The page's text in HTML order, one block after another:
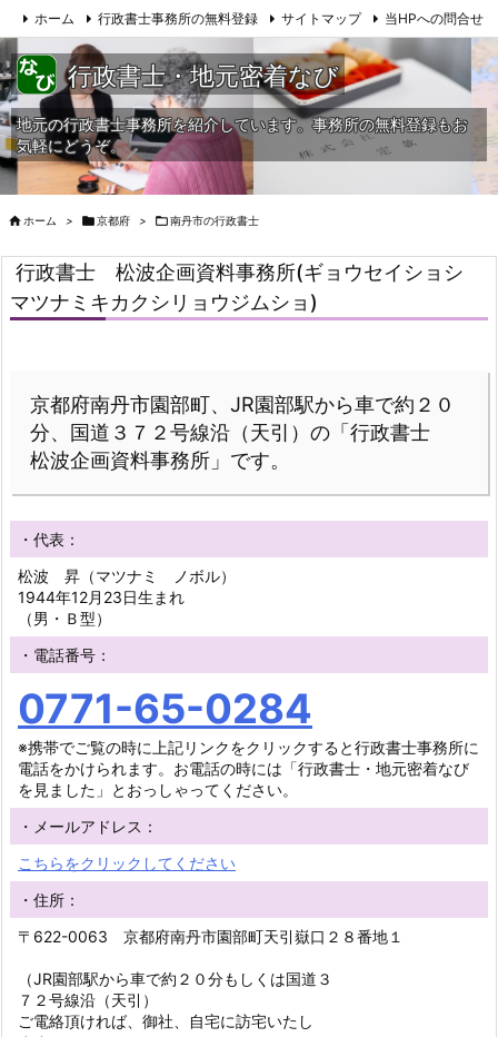
ホーム 行政書士事務所の無料登録 サイトマップ 当HPへの問合せ
行政書士・地元密着なび
地元の行政書士事務所を紹介しています。事務所の無料登録もお
気軽にどうぞ。
 ホーム > 京都府 > 南丹市の行政書士
行政書士 松波企画資料事務所(ギョウセイショシ
マツナミキカクシリョウジムショ)
京都府南丹市園部町、JR園部駅から車で約２０
分、国道３７２号線沿（天引）の「行政書士
松波企画資料事務所」です。
・代表：
松波 昇（マツナミ ノボル）
1944年12月23日生まれ
（男・Ｂ型）
・電話番号：
0771-65-0284
※携帯でご覧の時に上記リンクをクリックすると行政書士事務所に
電話をかけられます。お電話の時には「行政書士・地元密着なび
を見ました」とおっしゃってください。
・メールアドレス：
こちらをクリックしてください
・住所：
〒622-0063 京都府南丹市園部町天引嶽口２８番地１
（JR園部駅から車で約２０分もしくは国道３
７２号線沿（天引）
ご電絡頂ければ、御社、自宅に訪宅いたし